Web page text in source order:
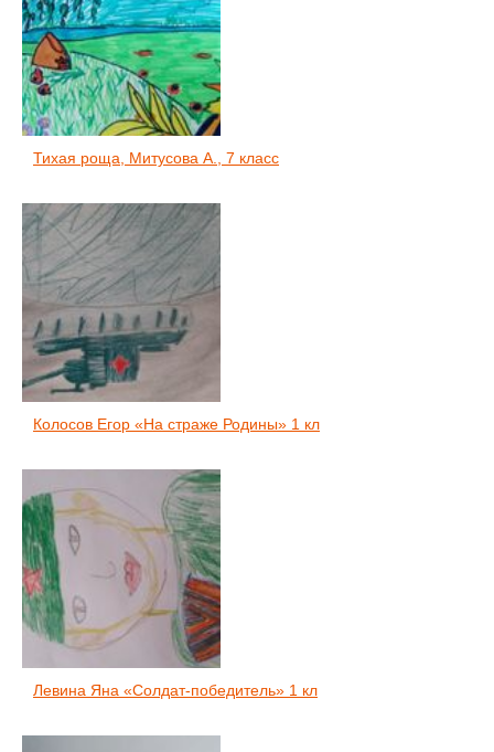
Тихая роща, Митусова А., 7 класс
Колосов Егор «На страже Родины» 1 кл
Левина Яна «Солдат-победитель» 1 кл